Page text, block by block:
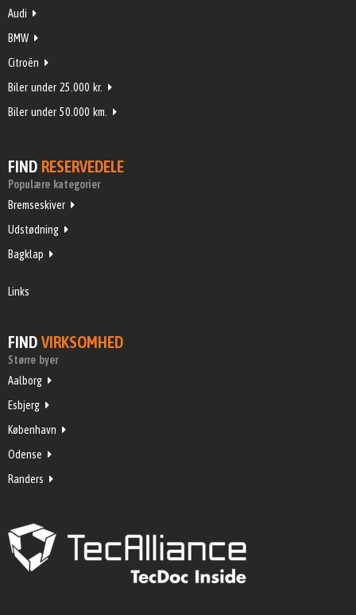
Audi
BMW
Citroën
Biler under 25.000 kr.
Biler under 50.000 km.
FIND RESERVEDELE
Populære kategorier
Bremseskiver
Udstødning
Bagklap
Links
FIND VIRKSOMHED
Større byer
Aalborg
Esbjerg
København
Odense
Randers